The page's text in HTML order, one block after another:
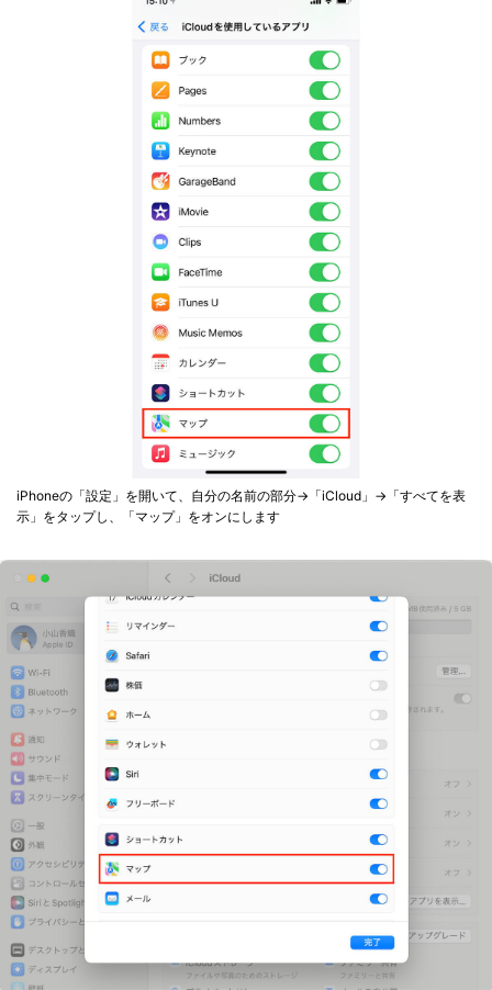
iPhoneの「設定」を開いて、自分の名前の部分→「iCloud」→「すべてを表
示」をタップし、「マップ」をオンにします